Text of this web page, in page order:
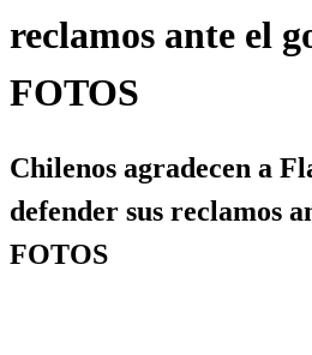
reclamos ante el
FOTOS
Chilenos agradecen a
defender sus reclamos
FOTOS